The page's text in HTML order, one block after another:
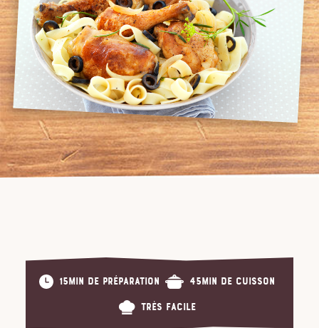
15min de préparation 45min de cuisson
Très facile